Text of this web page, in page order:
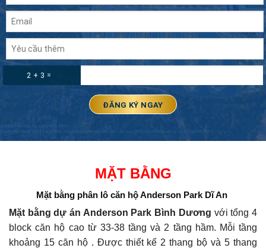
2 + 3 =
MẶT BẰNG
Mặt bằng phân lô căn hộ Anderson Park Dĩ An
Mặt bằng dự án Anderson Park Bình Dương với tổng 4
block căn hộ cao từ 33-38 tầng và 2 tầng hầm. Mỗi tầng
khoảng 15 căn hộ . Được thiết kế 2 thang bộ và 5 thang